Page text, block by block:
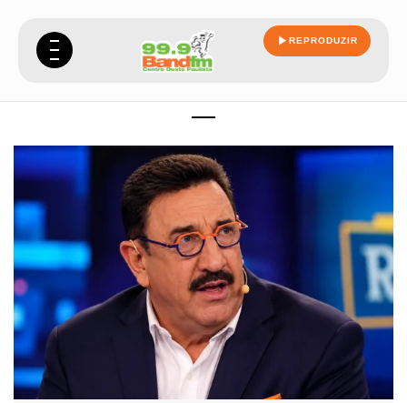
REPRODUZIR